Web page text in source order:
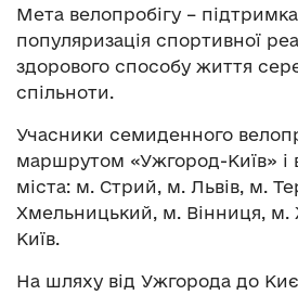
Мета велопробігу –
популяризація спортивної
здорового способу життя
спільноти.
Учасники семиденного
маршрутом «Ужгород-Київ» і
міста: м. Стрий, м. Львів, м.
Хмельницький, м. Вінниця,
Київ.
На шляху від Ужгорода до